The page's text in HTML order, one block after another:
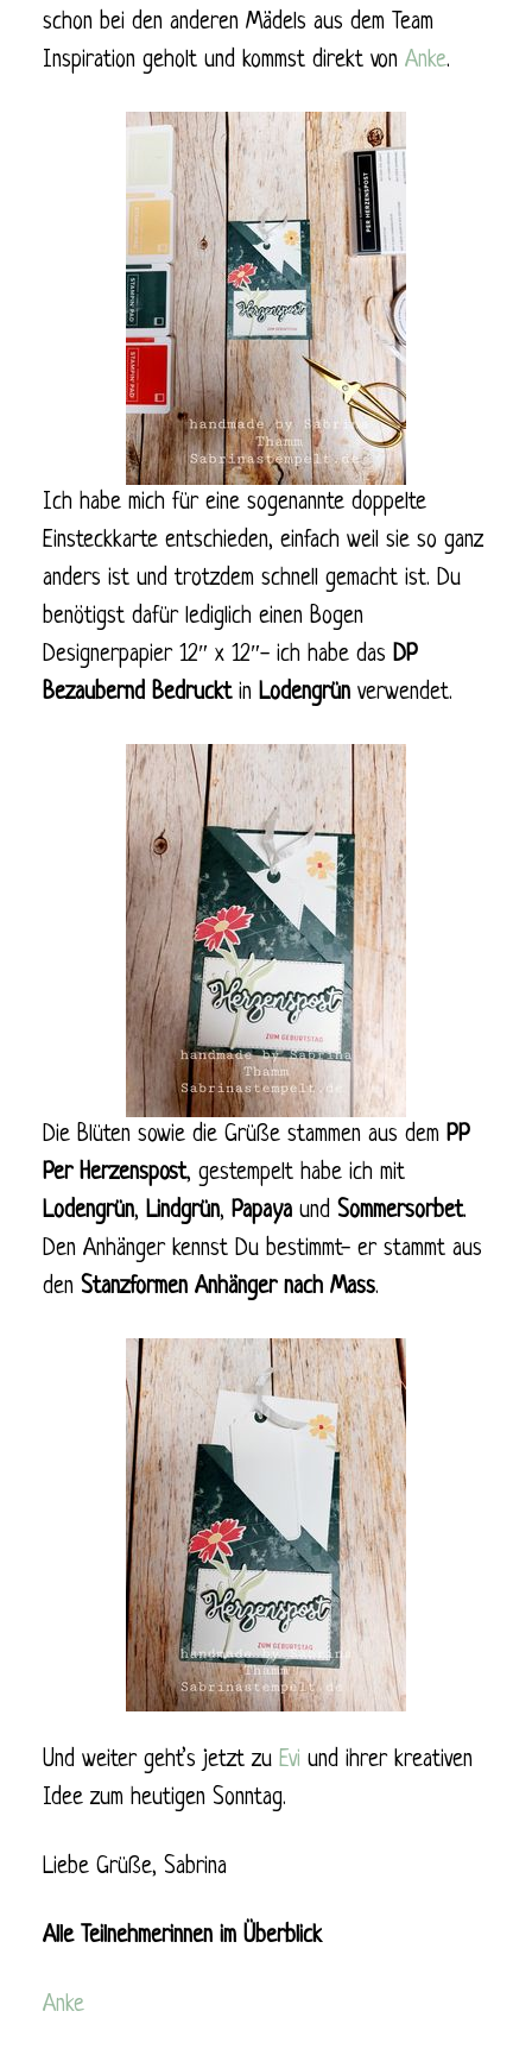
schon bei den anderen Mädels aus dem Team
Inspiration geholt und kommst direkt von Anke.
Ich habe mich für eine sogenannte doppelte
Einsteckkarte entschieden, einfach weil sie so ganz
anders ist und trotzdem schnell gemacht ist. Du
benötigst dafür lediglich einen Bogen
Designerpapier 12″ x 12″- ich habe das DP
Bezaubernd Bedrucktin Lodengrün verwendet.
Die Blüten sowie die Grüße stammen aus dem PP
Per Herzenspost, gestempelt habe ich mit
Lodengrün, Lindgrün, Papaya und Sommersorbet.
Den Anhänger kennst Du bestimmt- er stammt aus
den Stanzformen Anhänger nach Mass.
Und weiter geht’s jetzt zu Evi und ihrer kreativen
Idee zum heutigen Sonntag.
Liebe Grüße, Sabrina
Alle Teilnehmerinnen im Überblick
Anke